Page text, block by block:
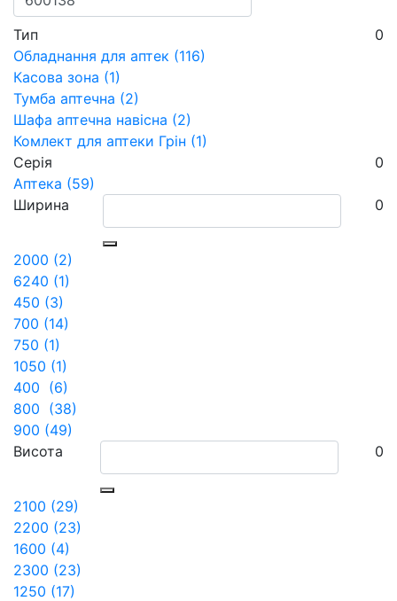
Тип
0
Обладнання для аптек (116)
Касова зона (1)
Тумба аптечна (2)
Шафа аптечна навісна (2)
Комлект для аптеки Грін (1)
Серія
0
Аптека (59)
Ширина
0
2000 (2)
6240 (1)
450 (3)
700 (14)
750 (1)
1050 (1)
400 (6)
800 (38)
900 (49)
Висота
0
2100 (29)
2200 (23)
1600 (4)
2300 (23)
1250 (17)